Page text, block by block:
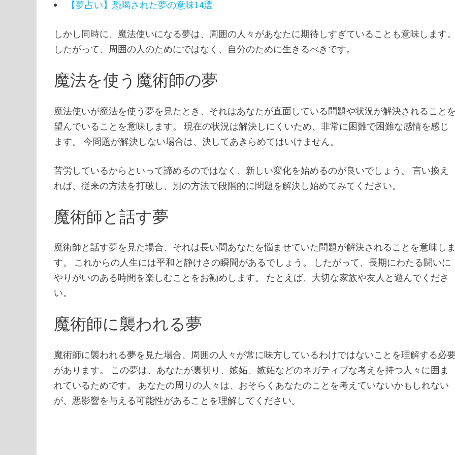
【夢占い】恐喝された夢の意味14選
しかし同時に、魔法使いになる夢は、周囲の人々があなたに期待しすぎていることも意味します
したがって、周囲の人のためにではなく、自分のために生きるべきです。
魔法を使う魔術師の夢
魔法使いが魔法を使う夢を見たとき、それはあなたが直面している問題や状況が解決されること
望んでいることを意味します。 現在の状況は解決しにくいため、非常に困難で困難な感情を感じ
ます。 今問題が解決しない場合は、決してあきらめてはいけません。
苦労しているからといって諦めるのではなく、新しい変化を始めるのが良いでしょう。 言い換え
れば、従来の方法を打破し、別の方法で段階的に問題を解決し始めてみてください。
魔術師と話す夢
魔術師と話す夢を見た場合、それは長い間あなたを悩ませていた問題が解決されることを意味し
す。 これからの人生には平和と静けさの瞬間があるでしょう。 したがって、長期にわたる闘いに
やりがいのある時間を楽しむことをお勧めします。 たとえば、大切な家族や友人と遊んでくださ
い。
魔術師に襲われる夢
魔術師に襲われる夢を見た場合、周囲の人々が常に味方しているわけではないことを理解する必
があります。 この夢は、あなたが裏切り、嫉妬、嫉妬などのネガティブな考えを持つ人々に囲ま
れているためです。 あなたの周りの人々は、おそらくあなたのことを考えていないかもしれない
が、悪影響を与える可能性があることを理解してください。